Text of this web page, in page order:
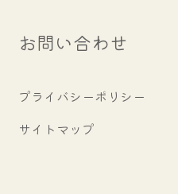
お問い合わせ
プライバシーポリシー
サイトマップ